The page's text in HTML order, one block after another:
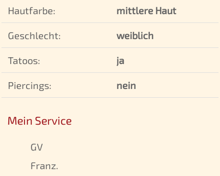
Hautfarbe: mittlere Haut
Geschlecht: weiblich
Tatoos: ja
Piercings: nein
Mein Service
GV
Franz.